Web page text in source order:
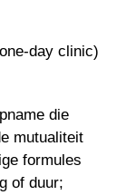
day clinic)
die
mutualiteit
formules
of duur;